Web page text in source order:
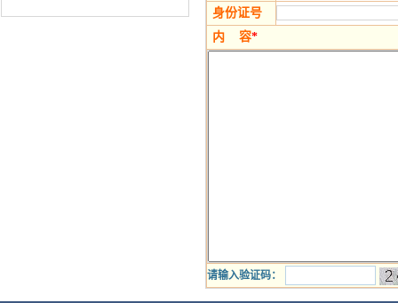
身份证号
内 容*
请输入验证码：